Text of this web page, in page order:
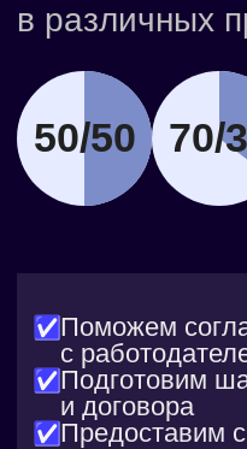
Как проходит
обучение на
для